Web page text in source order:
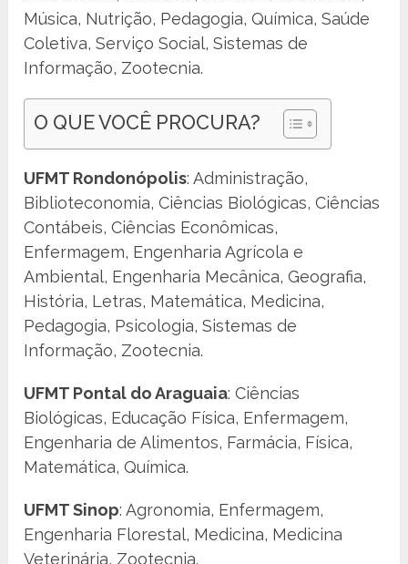
Música, Nutrição, Pedagogia, Química, Saúde
Coletiva, Serviço Social, Sistemas de
Informação, Zootecnia.
O QUE VOCÊ PROCURA?
UFMT Rondonópolis: Administração,
Biblioteconomia, Ciências Biológicas, Ciências
Contábeis, Ciências Econômicas,
Enfermagem, Engenharia Agrícola e
Ambiental, Engenharia Mecânica, Geografia,
História, Letras, Matemática, Medicina,
Pedagogia, Psicologia, Sistemas de
Informação, Zootecnia.
UFMT Pontal do Araguaia: Ciências
Biológicas, Educação Física, Enfermagem,
Engenharia de Alimentos, Farmácia, Física,
Matemática, Química.
UFMT Sinop: Agronomia, Enfermagem,
Engenharia Florestal, Medicina, Medicina
Veterinária, Zootecnia.